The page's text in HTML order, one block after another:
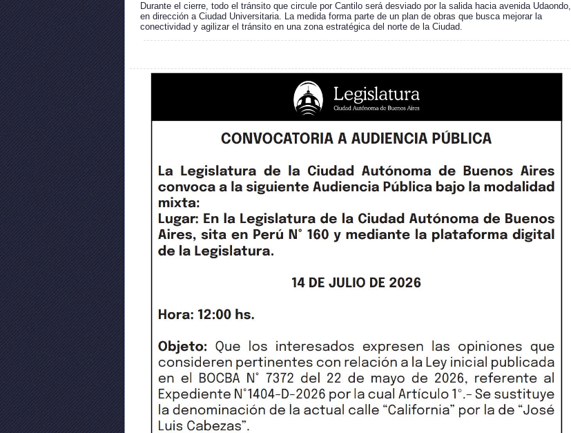
Durante el cierre, todo el tránsito que circule por Cantilo será desviado por la salida hacia avenida Udaondo,
en dirección a Ciudad Universitaria. La medida forma parte de un plan de obras que busca mejorar la
conectividad y agilizar el tránsito en una zona estratégica del norte de la Ciudad.